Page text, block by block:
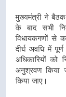
मुख्यमंत्री ने बैठक
के बाद सभी
विधायकगणों से
दीर्घ अवधि में
अधिकारियों को
अनुश्रवण किया
किया जाए।